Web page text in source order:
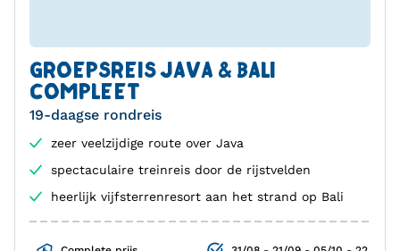
GROEPSREIS JAVA & BALI
COMPLEET
19-daagse rondreis
zeer veelzijdige route over Java
spectaculaire treinreis door de rijstvelden
heerlijk vijfsterrenresort aan het strand op Bali